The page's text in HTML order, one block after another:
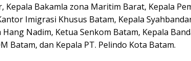
Kepala Bakamla zona Maritim Barat, Kepala
Imigrasi Khusus Batam, Kepala
Hang Nadim, Ketua Senkom Batam, Kepala
Batam, dan Kepala PT. Pelindo Kota Batam.